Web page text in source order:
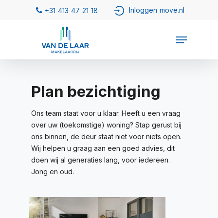
Plan bezichtiging
Ons team staat voor u klaar. Heeft u een vraag
over uw (toekomstige) woning? Stap gerust bij
ons binnen, de deur staat niet voor niets open.
Wij helpen u graag aan een goed advies, dit
doen wij al generaties lang, voor iedereen.
Jong en oud.